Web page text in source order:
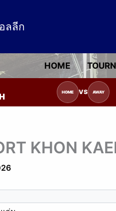
ลลีก
HOME
HOME VS AWAY
ยการแข่งขัน | รอระบุวันแข่งขัน | รอข้อมูลที
KHON